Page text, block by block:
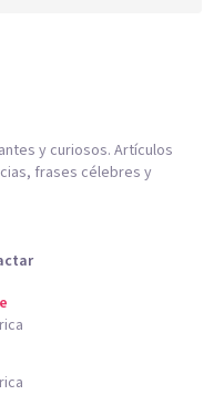
y curiosos. Artículos
frases célebres y